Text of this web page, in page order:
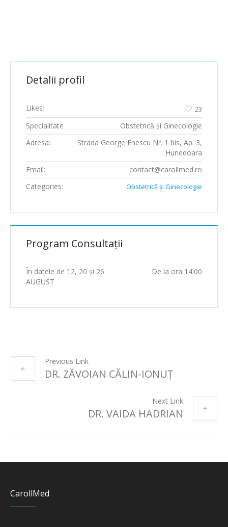
Detalii profil
Likes: 23
Specialitate
Obstetrică şi Ginecologie
Adresa:
Strada George Enescu Nr. 1 bis, Ap. 3,
Hunedoara
Email:
contact@carollmed.ro
Categories:
Obstetrică şi Ginecologie
Program Consultații
În datele de 12, 20 și 26
AUGUST
De la ora 14:00
Previous Link
DR. ZĂVOIAN CĂLIN-IONUȚ
Next Link
DR. VAIDA HADRIAN
CarollMed